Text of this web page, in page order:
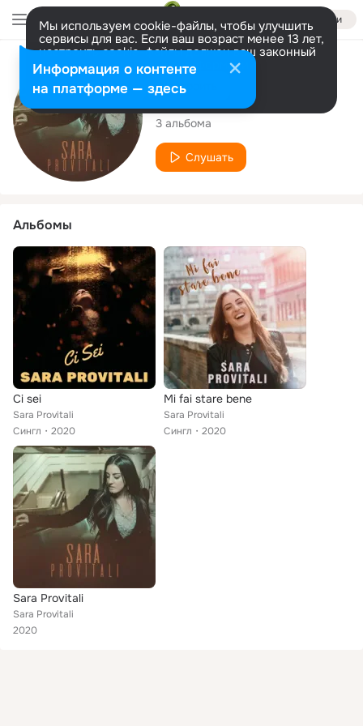
Войти
Мы используем cookie-файлы, чтобы улучшить
сервисы для вас. Если ваш возраст менее 13 лет,
настроить cookie-файлы должен ваш законный
представитель. Больше информации
Разрешить все Настроить
Исполнитель
Sara Provitali
3 альбома
Слушать
Альбомы
Ci sei
Sara Provitali
Сингл
2020
Mi fai stare bene
Sara Provitali
Сингл
2020
Sara Provitali
Sara Provitali
2020
Информация о контенте
на платформе — здесь